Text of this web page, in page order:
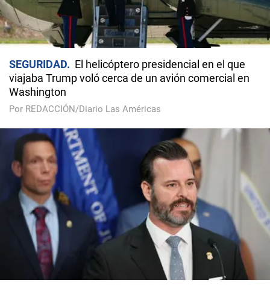
SEGURIDAD
El helicóptero presidencial en el que
viajaba Trump voló cerca de un avión comercial en
Washington
Por REDACCIÓN/Diario Las Américas